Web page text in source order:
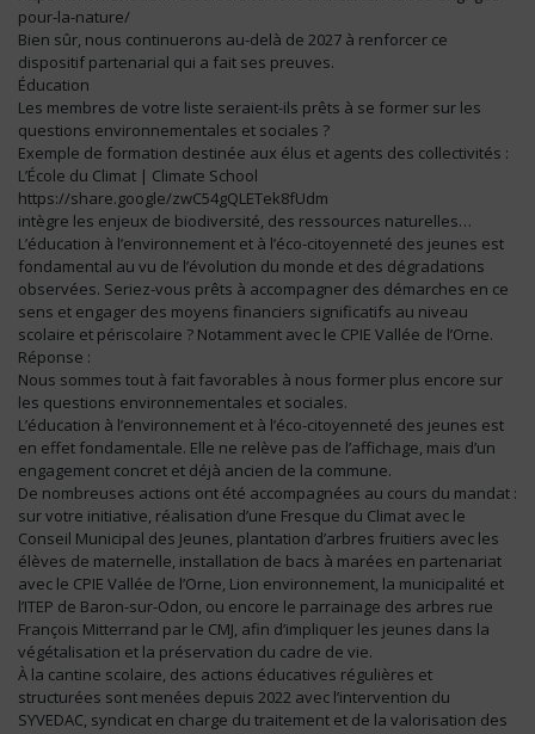
pour-la-nature/
Bien sûr, nous continuerons au-delà de 2027 à renforcer ce
dispositif partenarial qui a fait ses preuves.
Éducation
Les membres de votre liste seraient-ils prêts à se former sur les
questions environnementales et sociales ?
Exemple de formation destinée aux élus et agents des collectivités :
L’École du Climat | Climate School
https://share.google/zwC54gQLETek8fUdm
intègre les enjeux de biodiversité, des ressources naturelles…
L’éducation à l’environnement et à l’éco-citoyenneté des jeunes est
fondamental au vu de l’évolution du monde et des dégradations
observées. Seriez-vous prêts à accompagner des démarches en ce
sens et engager des moyens financiers significatifs au niveau
scolaire et périscolaire ? Notamment avec le CPIE Vallée de l’Orne.
Réponse :
Nous sommes tout à fait favorables à nous former plus encore sur
les questions environnementales et sociales.
L’éducation à l’environnement et à l’éco-citoyenneté des jeunes est
en effet fondamentale. Elle ne relève pas de l’affichage, mais d’un
engagement concret et déjà ancien de la commune.
De nombreuses actions ont été accompagnées au cours du mandat :
sur votre initiative, réalisation d’une Fresque du Climat avec le
Conseil Municipal des Jeunes, plantation d’arbres fruitiers avec les
élèves de maternelle, installation de bacs à marées en partenariat
avec le CPIE Vallée de l’Orne, Lion environnement, la municipalité et
l’ITEP de Baron-sur-Odon, ou encore le parrainage des arbres rue
François Mitterrand par le CMJ, afin d’impliquer les jeunes dans la
végétalisation et la préservation du cadre de vie.
À la cantine scolaire, des actions éducatives régulières et
structurées sont menées depuis 2022 avec l’intervention du
SYVEDAC, syndicat en charge du traitement et de la valorisation des